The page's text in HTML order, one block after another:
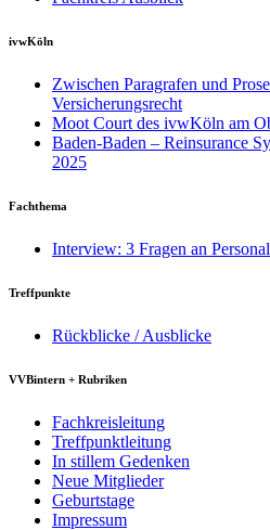
ivwKöln
Zwischen Paragrafen und
Versicherungsrecht
Moot Court des ivwKöln am
Baden-Baden – Reinsurance
2025
Fachthema
Interview: 3 Fragen an
Treffpunkte
Rückblicke / Ausblicke
VVBintern + Rubriken
Fachkreisleitung
Treffpunktleitung
In stillem Gedenken
Neue Mitglieder
Geburtstage
Impressum